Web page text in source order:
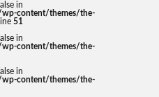
in
content/themes/the-
51
in
content/themes/the-
in
content/themes/the-